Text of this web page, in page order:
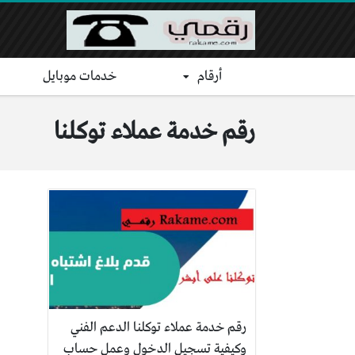
أرقام خدمات موبايل
رقم خدمة عملاء توكلنا
رقم خدمة عملاء توكلنا الدعم الفني
وكيفية تسجيل الدخول وعمل حساب